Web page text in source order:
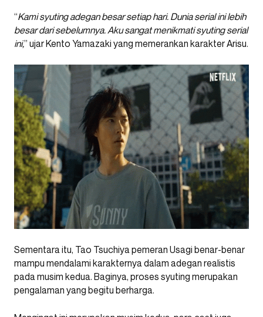
“Kami syuting adegan besar setiap hari. Dunia serial ini lebih
besar dari sebelumnya. Aku sangat menikmati syuting serial
ini,” ujar Kento Yamazaki yang memerankan karakter Arisu.
Sementara itu, Tao Tsuchiya pemeran Usagi benar-benar
mampu mendalami karakternya dalam adegan realistis
pada musim kedua. Baginya, proses syuting merupakan
pengalaman yang begitu berharga.